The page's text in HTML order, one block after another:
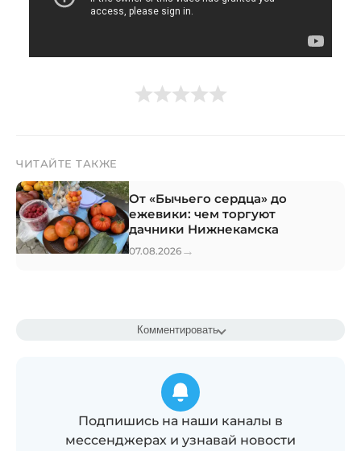
ЧИТАЙТЕ ТАКЖЕ
От «Бычьего сердца» до
ежевики: чем торгуют
дачники Нижнекамска
07.08.2026 →
Комментировать
Подпишись на наши каналы в
мессенджерах и узнавай новости